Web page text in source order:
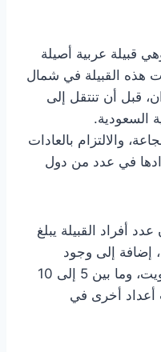
يام، وهي قبيلة عربية أصيلة
هذه القبيلة في شمال
قبل أن تنتقل إلى
السعودية.
والالتزام بالعادات
في عدد من دول
أفراد القبيلة يبلغ
إضافة إلى وجود
حوالي 300 ألف نسمة في الكويت، وما بين 5 إلى 10
أعداد أخرى في